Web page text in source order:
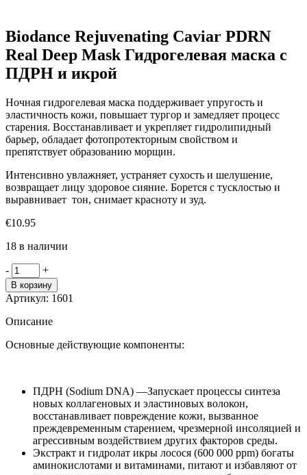
Biodance Rejuvenating Caviar PDRN
Real Deep Mask Гидрогелевая маска с
ПДРН и икрой
Ночная гидрогелевая маска поддерживает упругость и
эластичность кожи, повышает тургор и замедляет процесс
старения. Восстанавливает и укрепляет гидролипидный
барьер, обладает фотопротекторным свойством и
препятствует образованию морщин.
Интенсивно увлажняет, устраняет сухость и шелушение,
возвращает лицу здоровое сияние. Борется с тусклостью и
выравнивает тон, снимает красноту и зуд.
€10.95
18 в наличии
- Количество
товара
Biodance
Rejuvenating
Caviar
Real
маска
ПДРН
икрой
+
В корзину
Артикул: 1601
Описание
Основные действующие компоненты:
ПДРН (Sodium DNA) —Запускает процессы синтеза
новых коллагеновых и эластиновых волокон,
восстанавливает повреждение кожи, вызванное
преждевременным старением, чрезмерной инсоляцией и
агрессивным воздействием других факторов среды.
Экстракт и гидролат икры лосося (600 000 ppm) богаты
аминокислотами и витаминами, питают и избавляют от